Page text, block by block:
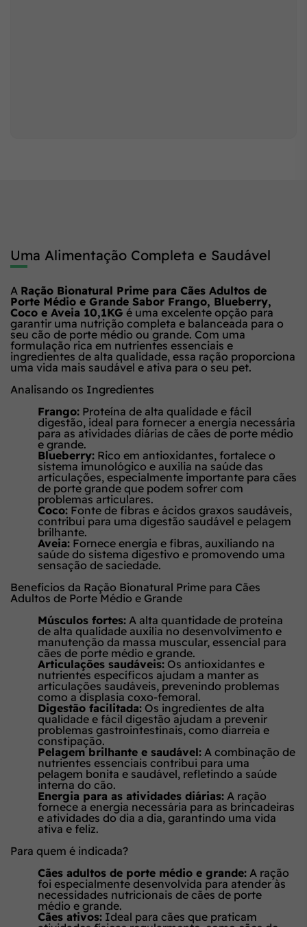
Uma Alimentação Completa e Saudável
A Ração Bionatural Prime para Cães Adultos de
Porte Médio e Grande Sabor Frango, Blueberry,
Coco e Aveia 10,1KG é uma excelente opção para
garantir uma nutrição completa e balanceada para o
seu cão de porte médio ou grande. Com uma
formulação rica em nutrientes essenciais e
ingredientes de alta qualidade, essa ração proporciona
uma vida mais saudável e ativa para o seu pet.
Analisando os Ingredientes
Frango: Proteína de alta qualidade e fácil
digestão, ideal para fornecer a energia necessária
para as atividades diárias de cães de porte médio
e grande.
Blueberry: Rico em antioxidantes, fortalece o
sistema imunológico e auxilia na saúde das
articulações, especialmente importante para cães
de porte grande que podem sofrer com
problemas articulares.
Coco: Fonte de fibras e ácidos graxos saudáveis,
contribui para uma digestão saudável e pelagem
brilhante.
Aveia: Fornece energia e fibras, auxiliando na
saúde do sistema digestivo e promovendo uma
sensação de saciedade.
Benefícios da Ração Bionatural Prime para Cães
Adultos de Porte Médio e Grande
Músculos fortes: A alta quantidade de proteína
de alta qualidade auxilia no desenvolvimento e
manutenção da massa muscular, essencial para
cães de porte médio e grande.
Articulações saudáveis: Os antioxidantes e
nutrientes específicos ajudam a manter as
articulações saudáveis, prevenindo problemas
como a displasia coxo-femoral.
Digestão facilitada: Os ingredientes de alta
qualidade e fácil digestão ajudam a prevenir
problemas gastrointestinais, como diarreia e
constipação.
Pelagem brilhante e saudável: A combinação de
nutrientes essenciais contribui para uma
pelagem bonita e saudável, refletindo a saúde
interna do cão.
Energia para as atividades diárias: A ração
fornece a energia necessária para as brincadeiras
e atividades do dia a dia, garantindo uma vida
ativa e feliz.
Para quem é indicada?
Cães adultos de porte médio e grande: A ração
foi especialmente desenvolvida para atender às
necessidades nutricionais de cães de porte
médio e grande.
Cães ativos: Ideal para cães que praticam